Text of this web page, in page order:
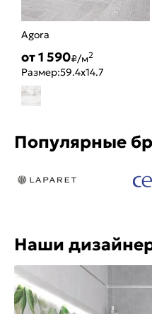
Agora
от 1 590₽/м2
Размер:59.4x14.7
Популярные
Наши